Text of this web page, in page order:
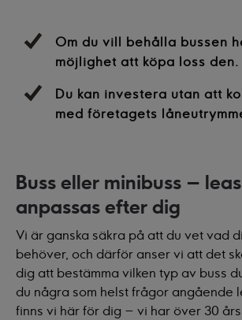
Om du vill behålla bussen
möjlighet att köpa loss den.
Du kan investera utan att
med företagets
Buss eller minibuss –
anpassas efter dig
Vi är ganska säkra på att du vet vad
behöver, och därför anser vi att det
dig att bestämma vilken typ av buss
du några som helst frågor angående
finns vi här för dig – vi har över 30